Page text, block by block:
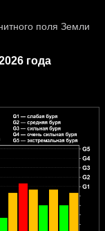
поля Земли
года